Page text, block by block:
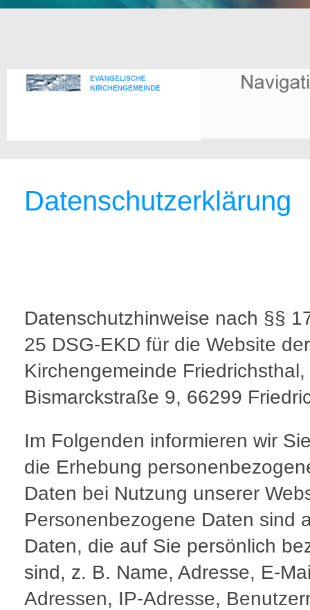
Datenschutzerklärung
Datenschutzhinweise nach §§
25 DSG-EKD für die Website der
Kirchengemeinde Friedrichsthal,
Bismarckstraße 9, 66299
Im Folgenden informieren wir
die Erhebung
Daten bei Nutzung unserer
Personenbezogene Daten sind
Daten, die auf Sie persönlich
sind, z. B. Name, Adresse, E-
Adressen, IP-Adresse,